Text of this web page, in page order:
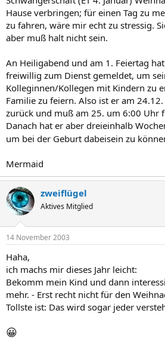
Hause verbringen; für einen Tag zu
zu fahren, wäre mir echt zu stressig.
aber muß halt nicht sein.
An Heiligabend und am 1. Feiertag
freiwillig zum Dienst gemeldet, um
Kolleginnen/Kollegen mit Kindern zu
Familie zu feiern. Also ist er am
zurück und muß am 25. um 6:00 Uhr
Danach hat er aber dreieinhalb
um bei der Geburt dabeisein zu
Mermaid
zweiflügel
Aktives Mitglied
14 November 2003
Haha,
ich machs mir dieses Jahr leicht:
Bekomm mein Kind und dann
mehr. - Erst recht nicht für den
Tollste ist: Das wird sogar jeder
😀